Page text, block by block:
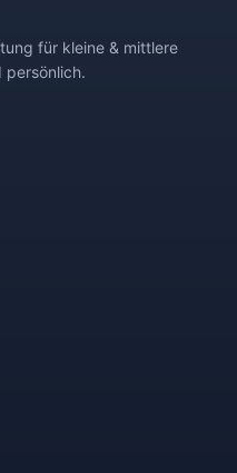
für kleine & mittlere
persönlich.